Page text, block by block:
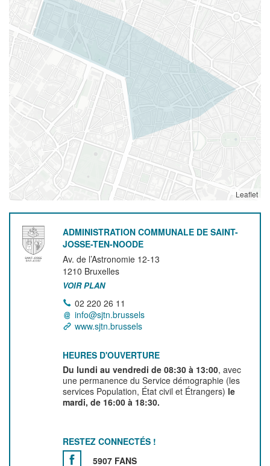
Leaflet
ADMINISTRATION COMMUNALE DE SAINT-
JOSSE-TEN-NOODE
Av. de l’Astronomie 12-13
1210 Bruxelles
VOIR PLAN
02 220 26 11
info@sjtn.brussels
www.sjtn.brussels
HEURES D'OUVERTURE
Du lundi au vendredi de 08:30 à 13:00, avec
une permanence du Service démographie (les
services Population, État civil et Étrangers) le
mardi, de 16:00 à 18:30.
RESTEZ CONNECTÉS !
5907 FANS